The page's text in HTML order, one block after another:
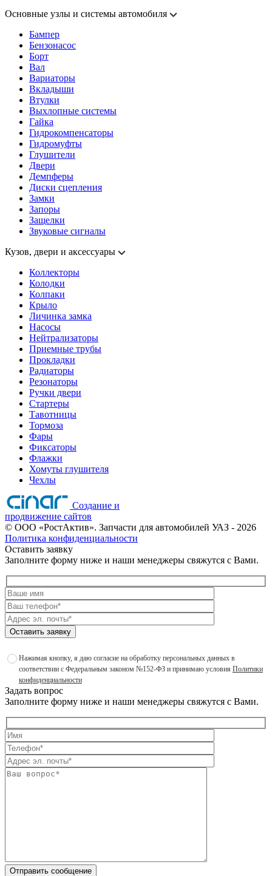
Основные узлы и системы автомобиля
Бампер
Бензонасос
Борт
Вал
Вариаторы
Вкладыши
Втулки
Выхлопные системы
Гайка
Гидрокомпенсаторы
Гидромуфты
Глушители
Двери
Демпферы
Диски сцепления
Замки
Запоры
Защелки
Звуковые сигналы
Кузов, двери и аксессуары
Коллекторы
Колодки
Колпаки
Крыло
Личинка замка
Насосы
Нейтрализаторы
Приемные трубы
Прокладки
Радиаторы
Резонаторы
Ручки двери
Стартеры
Тавотницы
Тормоза
Фары
Фиксаторы
Флажки
Хомуты глушителя
Чехлы
Создание и
продвижение сайтов
© ООО «РостАктив». Запчасти для автомобилей УАЗ - 2026
Политика конфиденциальности
Оставить заявку
Заполните форму ниже и наши менеджеры свяжутся с Вами.
Оставить заявку
Нажимая кнопку, я даю согласие на обработку персональных данных в
соответствии с Федеральным законом №152-ФЗ и принимаю условия Политики
конфиденциальности
Задать вопрос
Заполните форму ниже и наши менеджеры свяжутся с Вами.
Отправить сообщение